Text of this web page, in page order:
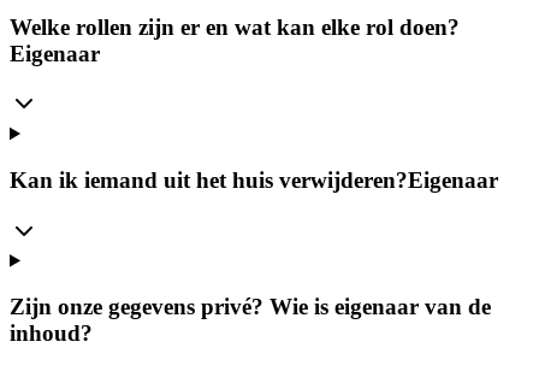
Welke rollen zijn er en wat kan elke rol doen?
Eigenaar
Kan ik iemand uit het huis verwijderen?Eigenaar
Zijn onze gegevens privé? Wie is eigenaar van de
inhoud?